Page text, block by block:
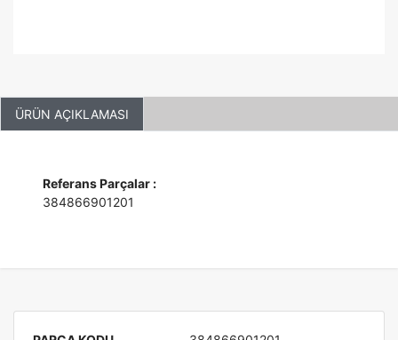
ÜRÜN AÇIKLAMASI
Referans Parçalar :
384866901201